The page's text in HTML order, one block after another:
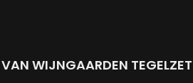
WIJNGAARDEN